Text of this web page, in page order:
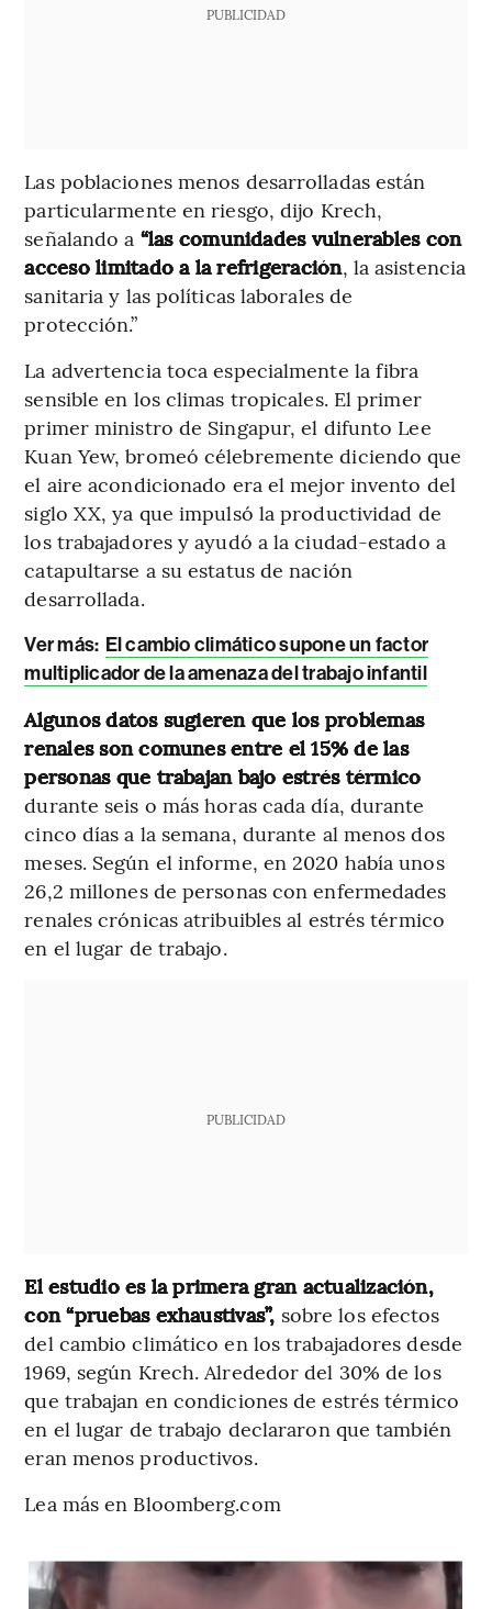
PUBLICIDAD
Las poblaciones menos desarrolladas están
particularmente en riesgo, dijo Krech,
señalando a “las comunidades vulnerables con
acceso limitado a la refrigeración, la asistencia
sanitaria y las políticas laborales de
protección.”
La advertencia toca especialmente la fibra
sensible en los climas tropicales. El primer
primer ministro de Singapur, el difunto Lee
Kuan Yew, bromeó célebremente diciendo que
el aire acondicionado era el mejor invento del
siglo XX, ya que impulsó la productividad de
los trabajadores y ayudó a la ciudad-estado a
catapultarse a su estatus de nación
desarrollada.
Ver más: El cambio climático supone un factor
multiplicador de la amenaza del trabajo infantil
Algunos datos sugieren que los problemas
renales son comunes entre el 15% de las
personas que trabajan bajo estrés térmico
durante seis o más horas cada día, durante
cinco días a la semana, durante al menos dos
meses. Según el informe, en 2020 había unos
26,2 millones de personas con enfermedades
renales crónicas atribuibles al estrés térmico
en el lugar de trabajo.
PUBLICIDAD
El estudio es la primera gran actualización,
con “pruebas exhaustivas”, sobre los efectos
del cambio climático en los trabajadores desde
1969, según Krech. Alrededor del 30% de los
que trabajan en condiciones de estrés térmico
en el lugar de trabajo declararon que también
eran menos productivos.
Lea más en Bloomberg.com